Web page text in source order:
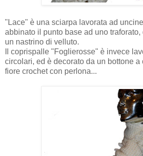
"Lace" è una sciarpa lavorata ad
abbinato il punto base ad uno
un nastrino di velluto.
Il coprispalle "Foglierosse" è invece
circolari, ed è decorato da un bottone
fiore crochet con perlona...